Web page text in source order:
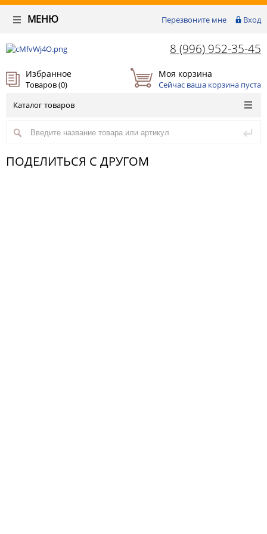
Перезвоните мне Вход
МЕНЮ
8 (996) 952-35-45
Избранное
Товаров (0)
Моя корзина
Сейчас ваша корзина пуста
Каталог товаров
ПОДЕЛИТЬСЯ С ДРУГОМ